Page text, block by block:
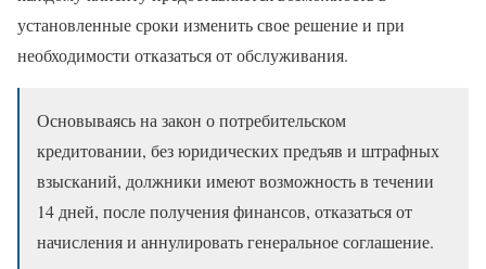
установленные сроки изменить свое решение и при
необходимости отказаться от обслуживания.
Основываясь на закон о потребительском
кредитовании, без юридических предъяв и штрафных
взысканий, должники имеют возможность в течении
14 дней, после получения финансов, отказаться от
начисления и аннулировать генеральное соглашение.